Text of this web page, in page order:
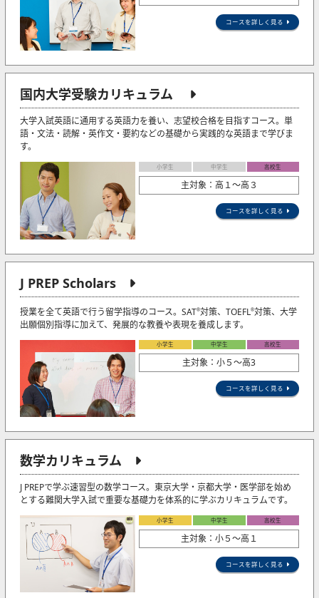
コースを詳しく見る
国内大学受験カリキュラム
大学入試英語に通用する英語力を養い、志望校合格を目指すコース。単
語・文法・読解・英作文・要約などの基礎から実践的な英語まで学びま
す。
小学生 中学生 高校生
主対象：高１～高３
コースを詳しく見る
J PREP Scholars
授業を全て英語で行う留学指導のコース。SAT®対策、TOEFL®対策、大学
出願個別指導に加えて、発展的な教養や表現を養成します。
小学生 中学生 高校生
主対象：小５〜高3
コースを詳しく見る
数学カリキュラム
J PREPで学ぶ速習型の数学コース。東京大学・京都大学・医学部を始め
とする難関大学入試で重要な基礎力を体系的に学ぶカリキュラムです。
小学生 中学生 高校生
主対象：小５〜高１
コースを詳しく見る